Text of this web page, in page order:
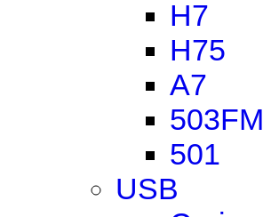
H7
H75
A7
503FM
501
USB